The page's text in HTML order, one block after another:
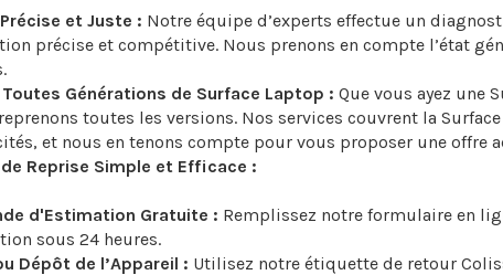
et Juste : Notre équipe d’experts effectue un
précise et compétitive. Nous prenons en compte l’état
Générations de Surface Laptop : Que vous ayez une
toutes les versions. Nos services couvrent la
et nous en tenons compte pour vous proposer une offre
Reprise Simple et Efficace :
d'Estimation Gratuite : Remplissez notre formulaire en
sous 24 heures.
Dépôt de l’Appareil : Utilisez notre étiquette de retour